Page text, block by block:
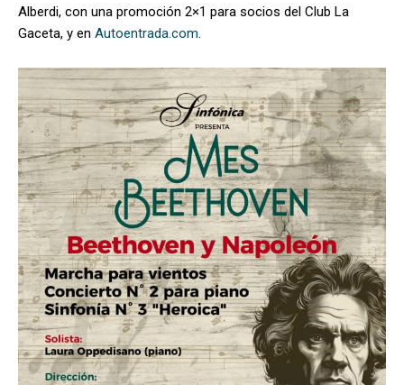
Alberdi, con una promoción 2×1 para socios del Club La
Gaceta, y en Autoentrada.com.